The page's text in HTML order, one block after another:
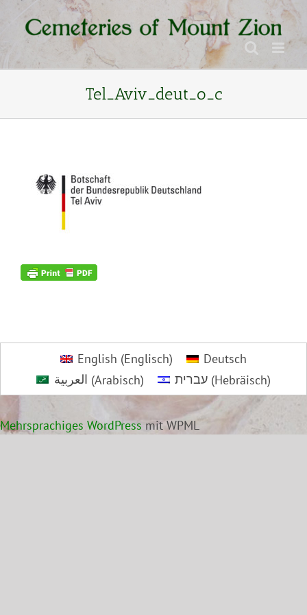
springen
Skip
content
Tel_Aviv_deut_o_c
English (Englisch)
Deutsch
العربية (Arabisch) עברית(Hebräisch)
Mehrsprachiges WordPressmit WPML